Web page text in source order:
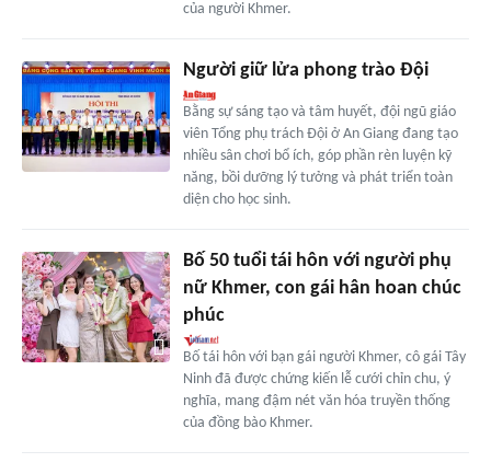
của người Khmer.
Người giữ lửa phong trào Đội
Bằng sự sáng tạo và tâm huyết, đội ngũ giáo
viên Tổng phụ trách Đội ở An Giang đang tạo
nhiều sân chơi bổ ích, góp phần rèn luyện kỹ
năng, bồi dưỡng lý tưởng và phát triển toàn
diện cho học sinh.
Bố 50 tuổi tái hôn với người phụ
nữ Khmer, con gái hân hoan chúc
phúc
Bố tái hôn với bạn gái người Khmer, cô gái Tây
Ninh đã được chứng kiến lễ cưới chỉn chu, ý
nghĩa, mang đậm nét văn hóa truyền thống
của đồng bào Khmer.